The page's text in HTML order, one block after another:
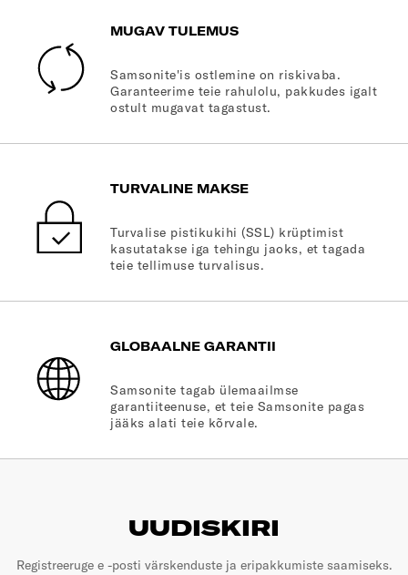
MUGAV TULEMUS
Samsonite'is ostlemine on riskivaba.
Garanteerime teie rahulolu, pakkudes igalt
ostult mugavat tagastust.
TURVALINE MAKSE
Turvalise pistikukihi (SSL) krüptimist
kasutatakse iga tehingu jaoks, et tagada
teie tellimuse turvalisus.
GLOBAALNE GARANTII
Samsonite tagab ülemaailmse
garantiiteenuse, et teie Samsonite pagas
jääks alati teie kõrvale.
UUDISKIRI
Registreeruge e -posti värskenduste ja eripakkumiste saamiseks.